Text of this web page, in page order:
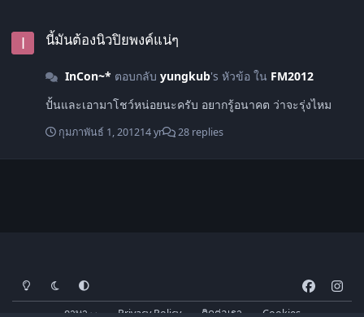
นี้มันต้องนิวปิยพงค์แน่ๆ
InCon~* ตอบกลับ yungkub's หัวข้อ ใน FM2012
ปั้นและเอามาโชว์หน่อยนะครับ อยากรู้อนาคต ว่าจะรุ่งไหม
กุมภาพันธ์ 1, 201214 yr 28 replies
โหมดสว่างโหมดมืด การตั้งค่าระบบ
a
n
ภาษา Privacy Policy ติดต่อเรา Cookies